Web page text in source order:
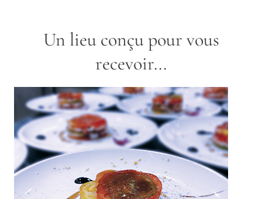
Un lieu conçu pour vous
recevoir...